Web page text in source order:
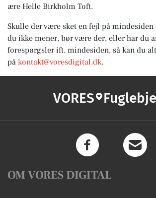
ære Helle Birkholm Toft.
Skulle der være sket en fejl på
du ikke mener, bør være der, eller har du
forespørgsler ift. mindesiden, så kan du
på kontakt@voresdigital.dk.
VORES
OM VORES DIGITAL